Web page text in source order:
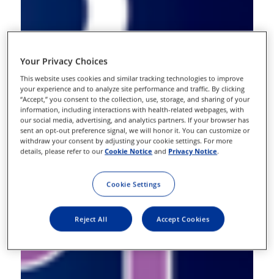
Your Privacy Choices
This website uses cookies and similar tracking technologies to improve
your experience and to analyze site performance and traffic. By clicking
“Accept,” you consent to the collection, use, storage, and sharing of your
information, including interactions with health-related webpages, with
our social media, advertising, and analytics partners. If your browser has
sent an opt-out preference signal, we will honor it. You can customize or
withdraw your consent by adjusting your cookie settings. For more
details, please refer to ourCookie Notice and Privacy Notice.
Cookie Settings
Reject All Accept Cookies